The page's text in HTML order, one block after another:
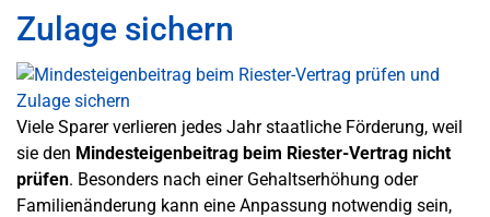
Zulage sichern
Viele Sparer verlieren jedes Jahr staatliche Förderung, weil
sie den Mindesteigenbeitrag beim Riester-Vertrag nicht
prüfen. Besonders nach einer Gehaltserhöhung oder
Familienänderung kann eine Anpassung notwendig sein,